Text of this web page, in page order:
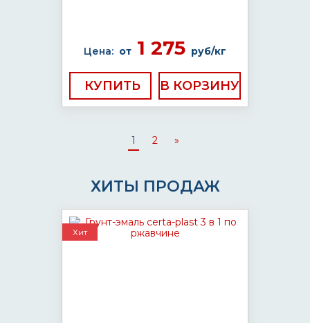
Цена: от 1 275 руб/кг
КУПИТЬ
1 2 »
ХИТЫ ПРОДАЖ
Хит